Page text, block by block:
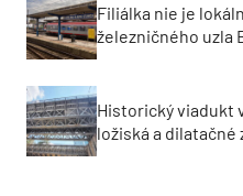
Filiálka nie je
železničného uzla
Historický viadukt
ložiská a dilatačné